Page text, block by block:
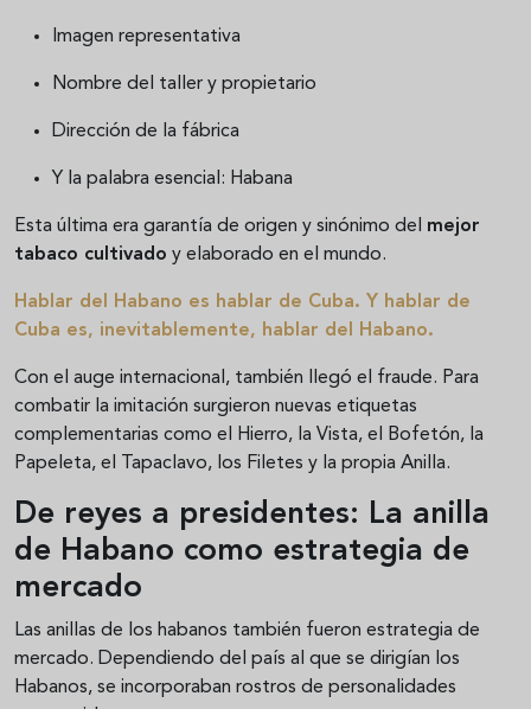
Imagen representativa
Nombre del taller y propietario
Dirección de la fábrica
Y la palabra esencial: Habana
Esta última era garantía de origen y sinónimo del mejor
tabaco cultivado y elaborado en el mundo.
Hablar del Habano es hablar de Cuba. Y hablar de
Cuba es, inevitablemente, hablar del Habano.
Con el auge internacional, también llegó el fraude. Para
combatir la imitación surgieron nuevas etiquetas
complementarias como el Hierro, la Vista, el Bofetón, la
Papeleta, el Tapaclavo, los Filetes y la propia Anilla.
De reyes a presidentes: La anilla
de Habano como estrategia de
mercado
Las anillas de los habanos también fueron estrategia de
mercado. Dependiendo del país al que se dirigían los
Habanos, se incorporaban rostros de personalidades